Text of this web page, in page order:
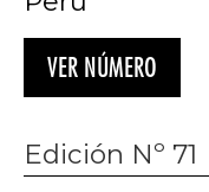
VER NÚMERO
Edición Nº 71